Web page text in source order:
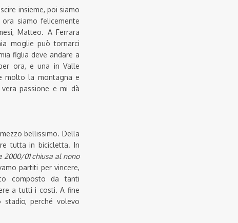
insieme, poi siamo
siamo felicemente
Matteo. A Ferrara
moglie può tornarci
figlia deve andare a
ora, e una in Valle
molto la montagna e
passione e mi dà
bellissimo. Della
tutta in bicicletta. In
2000/01 chiusa al nono
partiti per vincere,
composto da tanti
a tutti i costi. A fine
perché volevo